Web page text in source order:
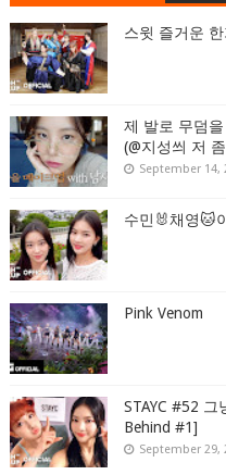
스윗 즐거운
제 발로 무덤
(@지성씌 저
September 14,
수민🐰채영🐱
Pink Venom
STAYC #52 그
Behind #1]
September 29,